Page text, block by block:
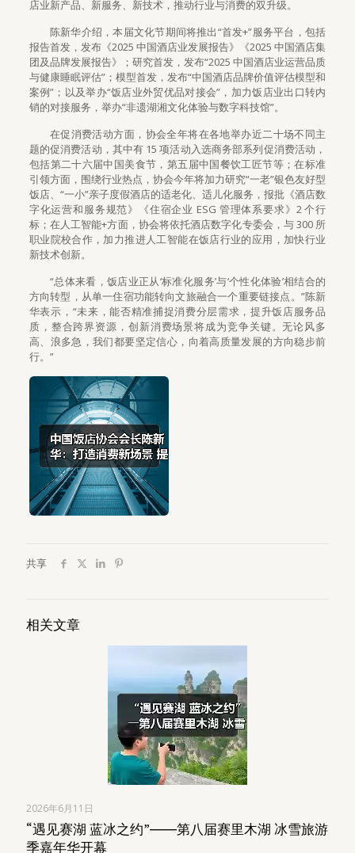
店业新产品、新服务、新技术，推动行业与消费的双升级。
陈新华介绍，本届文化节期间将推出“首发+”服务平台，包括
报告首发，发布《2025 中国酒店业发展报告》《2025 中国酒店集
团及品牌发展报告》；研究首发，发布“2025 中国酒店业运营品质
与健康睡眠评估”；模型首发，发布“中国酒店品牌价值评估模型和
案例”；以及举办“饭店业外贸优品对接会”，加力饭店业出口转内
销的对接服务，举办“非遗湖湘文化体验与数字科技馆”。
在促消费活动方面，协会全年将在各地举办近二十场不同主
题的促消费活动，其中有 15 项活动入选商务部系列促消费活动，
包括第二十六届中国美食节，第五届中国餐饮工匠节等；在标准
引领方面，围绕行业热点，协会今年将加力研究“一老”银色友好型
饭店、“一小”亲子度假酒店的适老化、适儿化服务，报批《酒店数
字化运营和服务规范》《住宿企业 ESG 管理体系要求》2 个行
标；在人工智能+方面，协会将依托酒店数字化专委会，与 300 所
职业院校合作，加力推进人工智能在饭店行业的应用，加快行业
新技术创新。
“总体来看，饭店业正从‘标准化服务’与‘个性化体验’相结合的
方向转型，从单一住宿功能转向文旅融合一个重要链接点。”陈新
华表示，“未来，能否精准捕捉消费分层需求，提升饭店服务品
质，整合跨界资源，创新消费场景将成为竞争关键。无论风多
高、浪多急，我们都要坚定信心，向着高质量发展的方向稳步前
行。”
共享
相关文章
2026年6月11日
“遇见赛湖 蓝冰之约”――第八届赛里木湖 冰雪旅游
季嘉年华开幕